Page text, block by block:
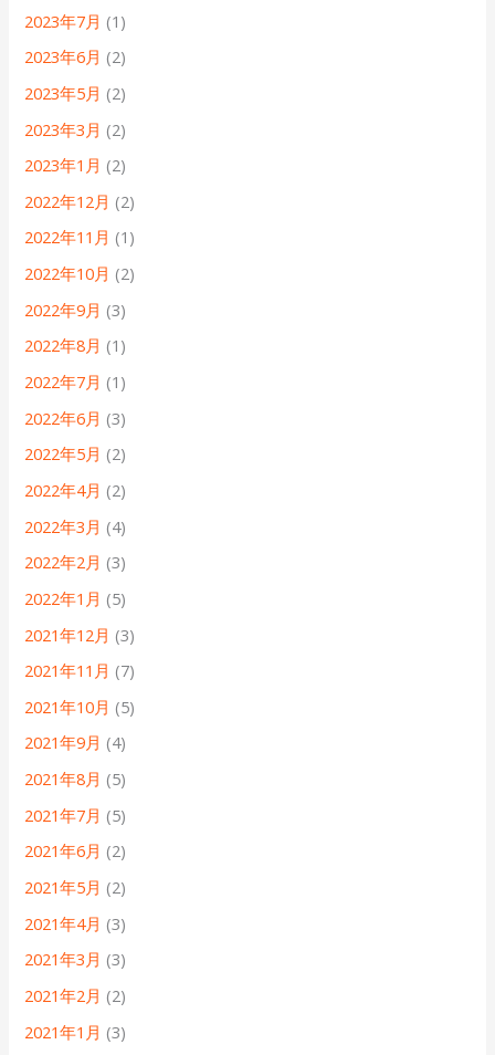
2023年7月 (1)
2023年6月 (2)
2023年5月 (2)
2023年3月 (2)
2023年1月 (2)
2022年12月 (2)
2022年11月 (1)
2022年10月 (2)
2022年9月 (3)
2022年8月 (1)
2022年7月 (1)
2022年6月 (3)
2022年5月 (2)
2022年4月 (2)
2022年3月 (4)
2022年2月 (3)
2022年1月 (5)
2021年12月 (3)
2021年11月 (7)
2021年10月 (5)
2021年9月 (4)
2021年8月 (5)
2021年7月 (5)
2021年6月 (2)
2021年5月 (2)
2021年4月 (3)
2021年3月 (3)
2021年2月 (2)
2021年1月 (3)